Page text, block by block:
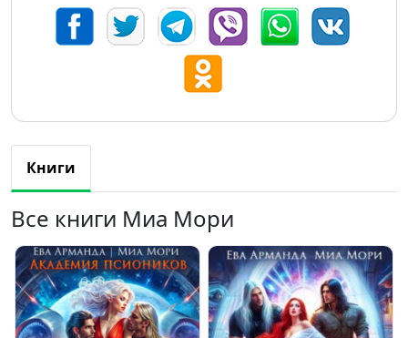
Книги
Все книги Миа Мори